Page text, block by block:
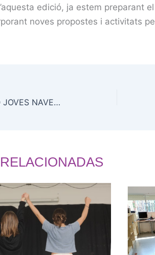
edició, ja estem preparant
noves propostes i activitats
TANCAMENT 3A. EDICIÓ JOVES NAVEGANT AMB CAP!!